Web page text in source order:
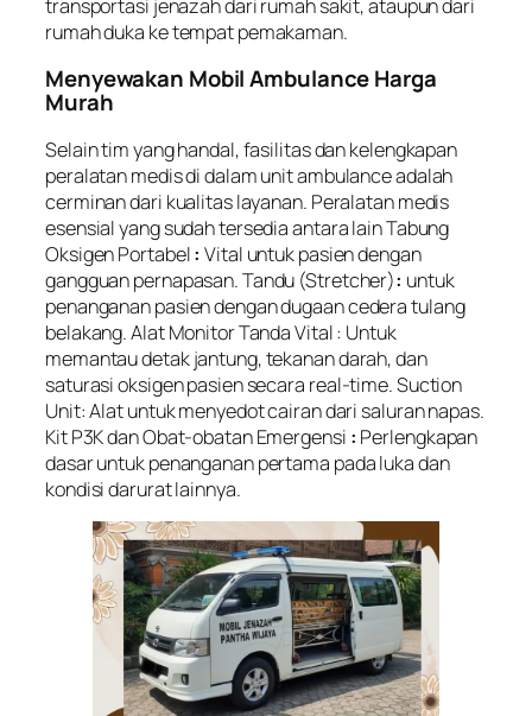
transportasi jenazah dari rumah sakit, ataupun dari
rumah duka ke tempat pemakaman.
Menyewakan Mobil Ambulance Harga
Murah
Selain tim yang handal, fasilitas dan kelengkapan
peralatan medis di dalam unit ambulance adalah
cerminan dari kualitas layanan. Peralatan medis
esensial yang sudah tersedia antara lain Tabung
Oksigen Portabel: Vital untuk pasien dengan
gangguan pernapasan. Tandu (Stretcher): untuk
penanganan pasien dengan dugaan cedera tulang
belakang. Alat Monitor Tanda Vital : Untuk
memantau detak jantung, tekanan darah, dan
saturasi oksigen pasien secara real-time. Suction
Unit: Alat untuk menyedot cairan dari saluran napas.
Kit P3K dan Obat-obatan Emergensi : Perlengkapan
dasar untuk penanganan pertama pada luka dan
kondisi darurat lainnya.